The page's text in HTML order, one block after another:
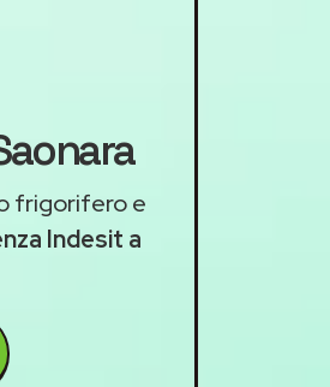
frigorifero e
Indesit a